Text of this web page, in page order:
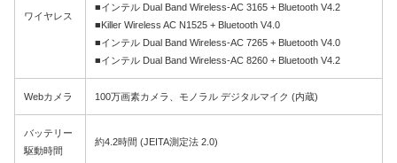
ワイヤレス
■インテル Dual Band Wireless-AC 3165 + Bluetooth V4.2
■Killer Wireless AC N1525 + Bluetooth V4.0
■インテル Dual Band Wireless-AC 7265 + Bluetooth V4.0
■インテル Dual Band Wireless-AC 8260 + Bluetooth V4.2
Webカメラ 100万画素カメラ、モノラル デジタルマイク (内蔵)
バッテリー
駆動時間
約4.2時間 (JEITA測定法 2.0)